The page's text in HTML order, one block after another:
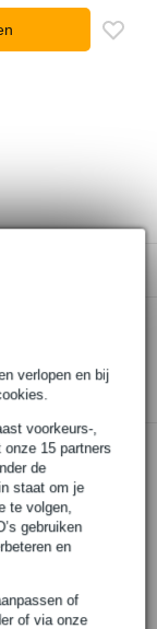
verlopen en bij
voorkeurs-,
15 partners
de
staat om je
te volgen,
gebruiken
en
of
of via onze
planet-lock